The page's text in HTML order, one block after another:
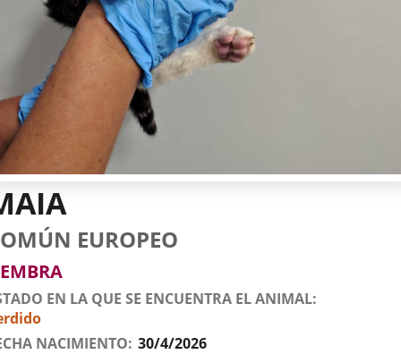
EUROPEO
EN LA QUE SE ENCUENTRA EL ANIMAL
NACIMIENTO 30/4/2026